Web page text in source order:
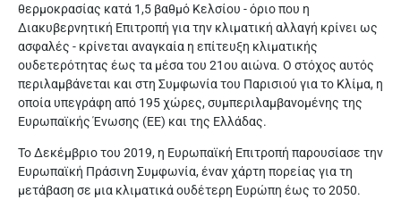
θερμοκρασίας κατά 1,5 βαθμό Κελσίου - όριο που η
Διακυβερνητική Επιτροπή για την κλιματική αλλαγή κρίνει ως
ασφαλές - κρίνεται αναγκαία η επίτευξη κλιματικής
ουδετερότητας έως τα μέσα του 21ου αιώνα. Ο στόχος αυτός
περιλαμβάνεται και στη Συμφωνία του Παρισιού για το Κλίμα, η
οποία υπεγράφη από 195 χώρες, συμπεριλαμβανομένης της
Ευρωπαϊκής Ένωσης (ΕΕ) και της Ελλάδας.
Το Δεκέμβριο του 2019, η Ευρωπαϊκή Επιτροπή παρουσίασε την
Ευρωπαϊκή Πράσινη Συμφωνία, έναν χάρτη πορείας για τη
μετάβαση σε μια κλιματικά ουδέτερη Ευρώπη έως το 2050.